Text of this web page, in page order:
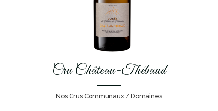
Cru Château-Thébaud
Nos Crus Communaux / Domaines